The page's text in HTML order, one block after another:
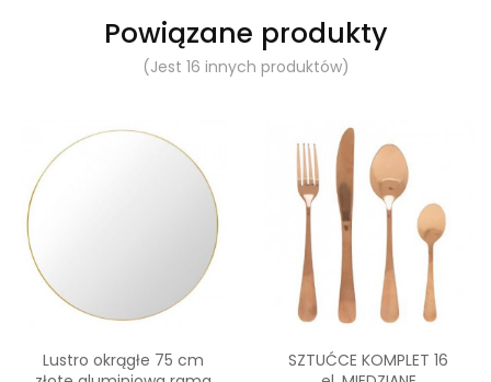
Powiązane produkty
(Jest 16 innych produktów)
Lustro okrągłe 75 cm
SZTUĆCE KOMPLET 16